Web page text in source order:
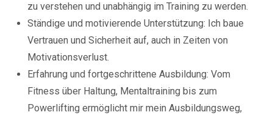
zu verstehen und unabhängig im Training zu werden.
Ständige und motivierende Unterstützung: Ich baue
Vertrauen und Sicherheit auf, auch in Zeiten von
Motivationsverlust.
Erfahrung und fortgeschrittene Ausbildung: Vom
Fitness über Haltung, Mentaltraining bis zum
Powerlifting ermöglicht mir mein Ausbildungsweg,